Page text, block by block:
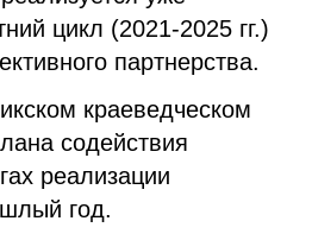
цикл (2021-2025 гг.)
партнерства.
краеведческом
содействия
реализации
год.